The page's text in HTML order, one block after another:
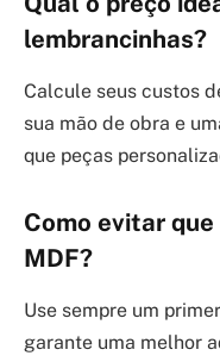
lembrancinhas?
Calcule seus custos
sua mão de obra e
que peças
Como evitar
MDF?
Use sempre um
garante uma melhor